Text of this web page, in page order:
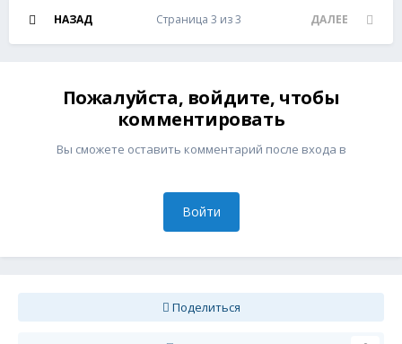
НАЗАД ДАЛЕЕ
Страница 3 из 3
Пожалуйста, войдите, чтобы
комментировать
Вы сможете оставить комментарий после входа в
Войти
Поделиться